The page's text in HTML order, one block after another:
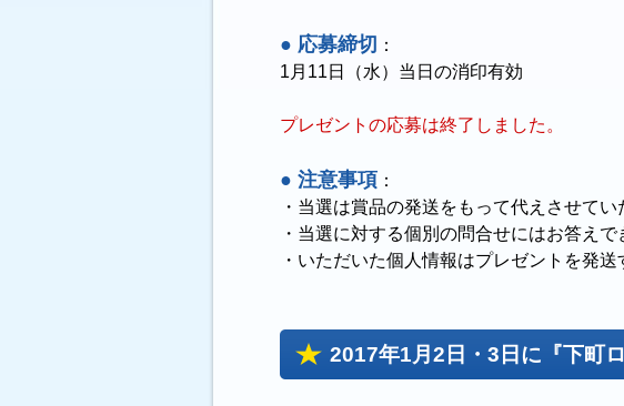
● 応募締切 ：
1月11日（水）当日の消印有効
プレゼントの応募は終了しました。
● 注意事項 ：
・当選は賞品の発送をもって代えさせてい
・当選に対する個別の問合せにはお答えで
・いただいた個人情報はプレゼントを発
2017年1月2日・3日に『下町